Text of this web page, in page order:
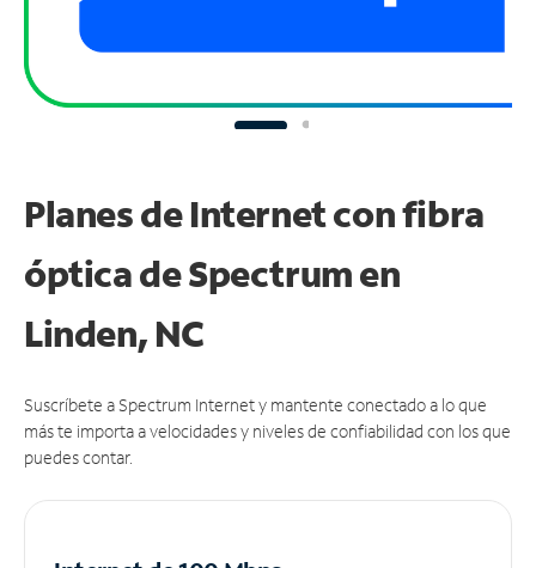
Planes de Internet con fibra
óptica de Spectrum en
Linden, NC
Suscríbete a Spectrum Internet y mantente conectado a lo que
más te importa a velocidades y niveles de confiabilidad con los que
puedes contar.